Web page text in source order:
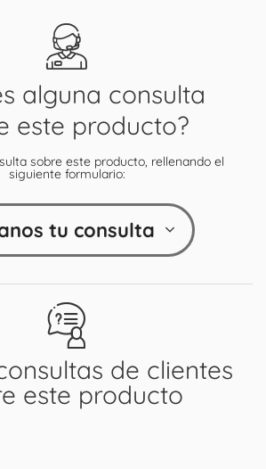
de clientes
este producto
alguna consulta
este producto?
sobre este producto, rellenando el
siguiente formulario:
tu consulta